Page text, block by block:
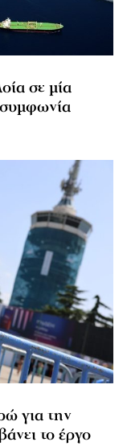
σε μία
για την
το έργο